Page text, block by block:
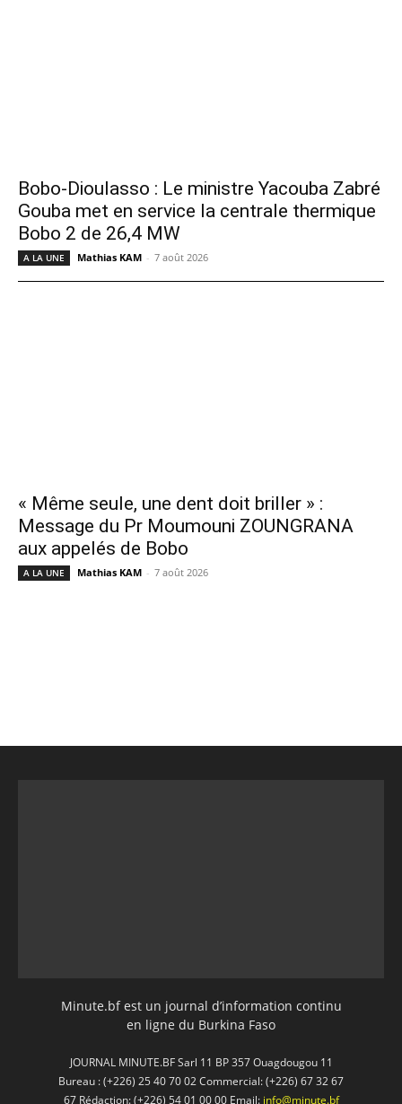
Bobo-Dioulasso : Le ministre Yacouba Zabré
Gouba met en service la centrale thermique
Bobo 2 de 26,4 MW
A LA UNE Mathias KAM - 7 août 2026
« Même seule, une dent doit briller » :
Message du Pr Moumouni ZOUNGRANA
aux appelés de Bobo
A LA UNE Mathias KAM - 7 août 2026
Minute.bf est un journal d’information continu
en ligne du Burkina Faso
JOURNAL MINUTE.BF Sarl 11 BP 357 Ouagdougou 11
Bureau : (+226) 25 40 70 02 Commercial: (+226) 67 32 67
67 Rédaction: (+226) 54 01 00 00 Email: info@minute.bf